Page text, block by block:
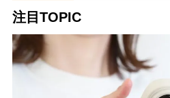
注目TOPIC